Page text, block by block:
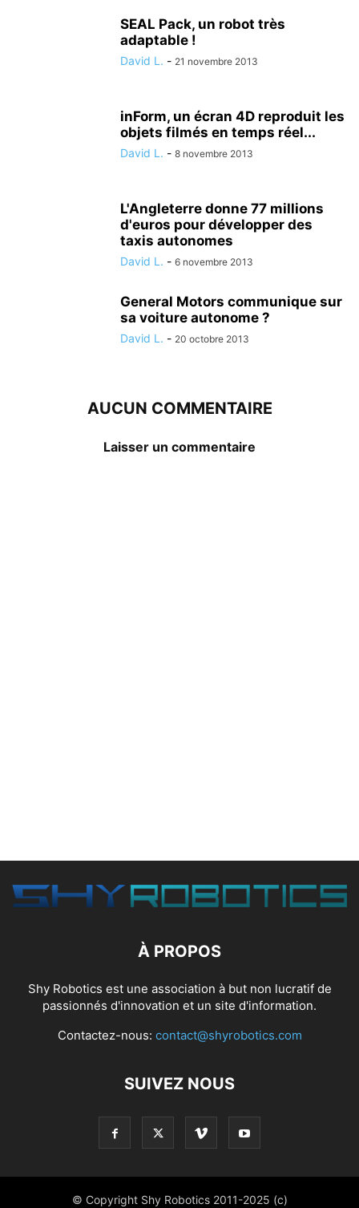
SEAL Pack, un robot très
adaptable !
David L. - 21 novembre 2013
inForm, un écran 4D reproduit les
objets filmés en temps réel...
David L. - 8 novembre 2013
L'Angleterre donne 77 millions
d'euros pour développer des
taxis autonomes
David L. - 6 novembre 2013
General Motors communique sur
sa voiture autonome ?
David L. - 20 octobre 2013
AUCUN COMMENTAIRE
Laisser un commentaire
À PROPOS
Shy Robotics est une association à but non lucratif de
passionnés d'innovation et un site d'information.
Contactez-nous: contact@shyrobotics.com
SUIVEZ NOUS
© Copyright Shy Robotics 2011-2025 (c)